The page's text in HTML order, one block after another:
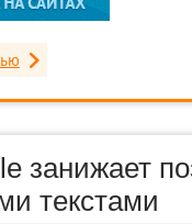
занижает
текстами